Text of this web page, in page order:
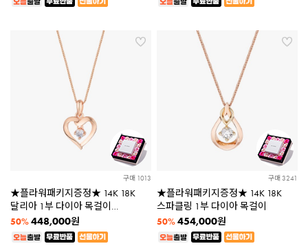
구매 1013
★플라워패키지증정★ 14K 18K
달리아 1부 다이아 목걸이
[당일출고]
50% 448,000원
구매 3241
★플라워패키지증정★ 14K 18K
스파클링 1부 다이아 목걸이
50% 454,000원